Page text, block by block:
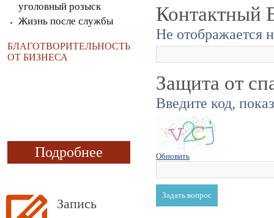
уголовный розыск
Жизнь после службы
БЛАГОТВОРИТЕЛЬНОСТЬ
ОТ БИЗНЕСА
Подробнее
Запись
Контактный
Не отображается
Защита от
Введите код,
Обновить